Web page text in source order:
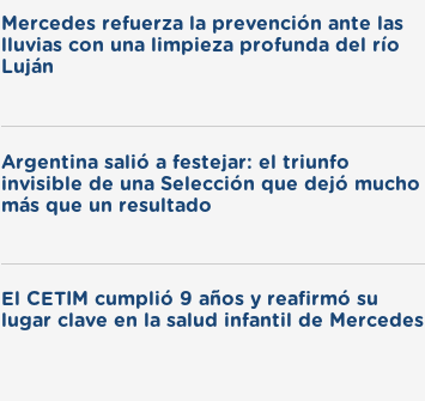
Mercedes refuerza la prevención ante las
lluvias con una limpieza profunda del río
Luján
Argentina salió a festejar: el triunfo
invisible de una Selección que dejó mucho
más que un resultado
El CETIM cumplió 9 años y reafirmó su
lugar clave en la salud infantil de Mercedes